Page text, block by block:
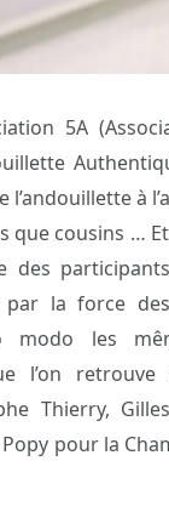
5A
l’andouillette à
que cousins …
des
par la force
modo les
l’on
Thierry,
pour la